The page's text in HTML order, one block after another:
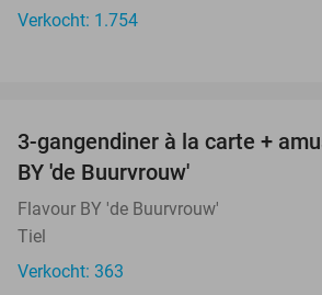
Verkocht: 1.754
3-gangendiner à la carte +
BY 'de Buurvrouw'
Flavour BY 'de Buurvrouw'
Tiel
Verkocht: 363